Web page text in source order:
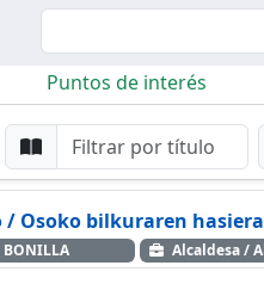
Buscador
Puntos de interés
Buscar por Punto
Osoko bilkuraren hasiera
BONILLA Alcaldesa /